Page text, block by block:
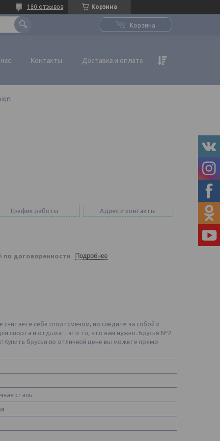
Корзина
180 отзывов
Корзина
Контакты Доставка и оплата
График работы Адрес и контакты
по договоренности Подробнее
себя спортсменом, но следите за собой и
спорта и отдыха – это то, что вам нужно. Брусья №2
Купить брусья по отличной цене вы можете прямо
сталь